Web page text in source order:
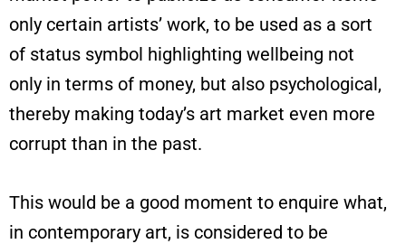
only certain artists’ work, to be used as a sort
of status symbol highlighting wellbeing not
only in terms of money, but also psychological,
thereby making today’s art market even more
corrupt than in the past.
This would be a good moment to enquire what,
in contemporary art, is considered to be